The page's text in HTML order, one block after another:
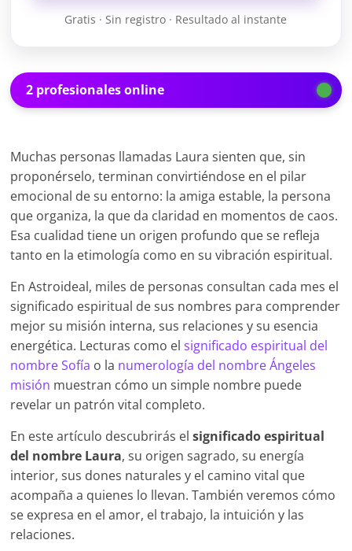
Gratis · Sin registro · Resultado al instante
2 profesionales online
Muchas personas llamadas Laura sienten que, sin
proponérselo, terminan convirtiéndose en el pilar
emocional de su entorno: la amiga estable, la persona
que organiza, la que da claridad en momentos de caos.
Esa cualidad tiene un origen profundo que se refleja
tanto en la etimología como en su vibración espiritual.
En Astroideal, miles de personas consultan cada mes el
significado espiritual de sus nombres para comprender
mejor su misión interna, sus relaciones y su esencia
energética. Lecturas como elsignificado espiritual del
nombre Sofía o la numerología del nombre Ángeles
misión muestran cómo un simple nombre puede
revelar un patrón vital completo.
En este artículo descubrirás elsignificado espiritual
del nombre Laura, su origen sagrado, su energía
interior, sus dones naturales y el camino vital que
acompaña a quienes lo llevan. También veremos cómo
se expresa en el amor, el trabajo, la intuición y las
relaciones.